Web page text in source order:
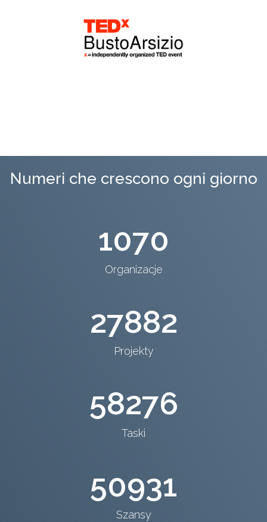
Numeri che crescono ogni giorno
1070
Organizacje
27882
Projekty
58276
Taski
50931
Szansy